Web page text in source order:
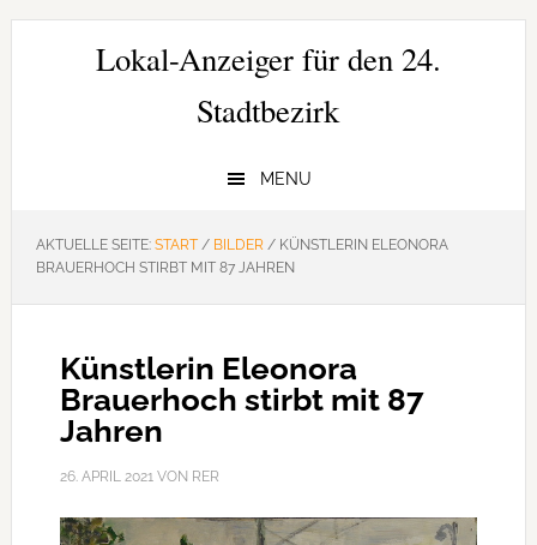
Zur
Hauptnavigation
Zum
Zur
SeitenspalteLokal-Anzeiger für den 24.
Stadtbezirk
MENU
AKTUELLE SEITE: START / BILDER /KÜNSTLERIN ELEONORA
BRAUERHOCH STIRBT MIT 87 JAHREN
Künstlerin Eleonora
Brauerhoch stirbt mit 87
Jahren
26. APRIL 2021VON RER